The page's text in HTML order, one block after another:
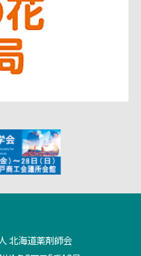
北海道薬剤師会